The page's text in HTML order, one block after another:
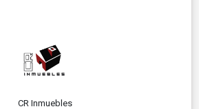
CR Inmuebles